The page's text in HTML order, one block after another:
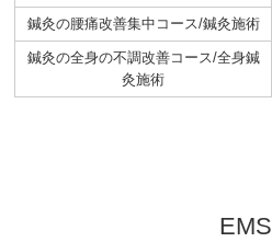
鍼灸の腰痛改善集中コース/鍼灸施術
鍼灸の全身の不調改善コース/全身鍼
灸施術
EMS